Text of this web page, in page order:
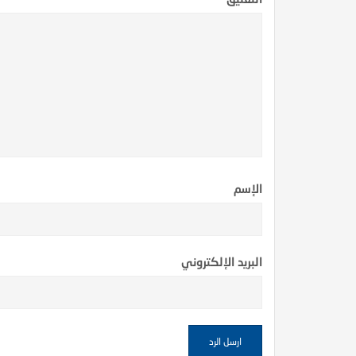
الإسم
البريد الإلكتروني